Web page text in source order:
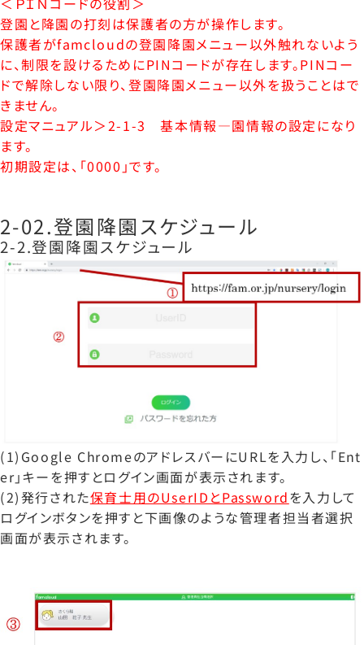
登園と降園の打刻は保護者の方が操作します。
保護者がfamcloudの登園降園メニュー以外触れないよう
に、制限を設けるためにPINコードが存在します。PINコー
ドで解除しない限り、登園降園メニュー以外を扱うことはで
きません。
設定マニュアル＞2-1-3 基本情報―園情報の設定になり
ます。
初期設定は、「0000」です。
2-02.登園降園スケジュール
2-2.登園降園スケジュール
(1)Google ChromeのアドレスバーにURLを入力し、「Ent
er」キーを押すとログイン画面が表示されます。
(2)発行された保育士用のUserIDとPasswordを入力して
ログインボタンを押すと下画像のような管理者担当者選択
画面が表示されます。